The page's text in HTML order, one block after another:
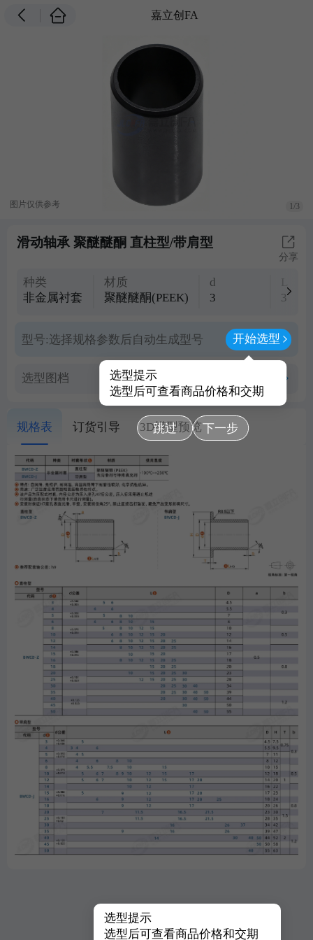
嘉立创FA
图片仅供参考 1/3
滑动轴承 聚醚醚酮 直柱型/带肩型
分享
种类
非金属衬套
材质
聚醚醚酮(PEEK)
d
3
3
型号:选择规格参数后自动生成型号 开始选型
选型提示
选型后可查看商品价格和交期
跳过 下一步
选型图档
规格表 订货引导 3D模型预览
选型提示
选型后可查看商品价格和交期